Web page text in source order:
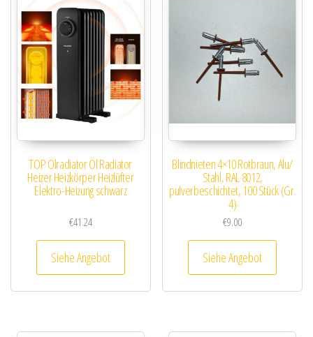
TOP Ölradiator Öl Radiator
Heizer Heizkörper Heizlüfter
Elektro-Heizung schwarz
€41.24
Siehe Angebot
Blindnieten 4×10 Rotbraun, Alu/
Stahl, RAL 8012,
pulverbeschichtet, 100 Stück (Gr.
4)
€9.00
Siehe Angebot